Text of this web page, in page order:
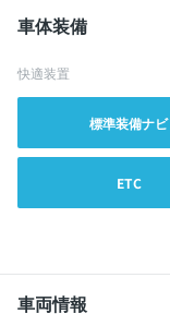
車体装備
快適装置
標準装備ナビ
ETC
車両情報